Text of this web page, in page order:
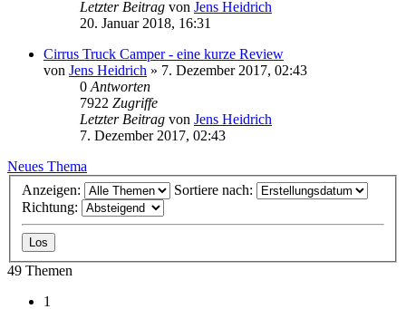
Letzter Beitrag von Jens Heidrich
20. Januar 2018, 16:31
Cirrus Truck Camper - eine kurze Review
von Jens Heidrich » 7. Dezember 2017, 02:43
0 Antworten
7922 Zugriffe
Letzter Beitrag von Jens Heidrich
7. Dezember 2017, 02:43
Neues Thema
Anzeigen:
Sortiere nach:
Richtung:
49 Themen
1